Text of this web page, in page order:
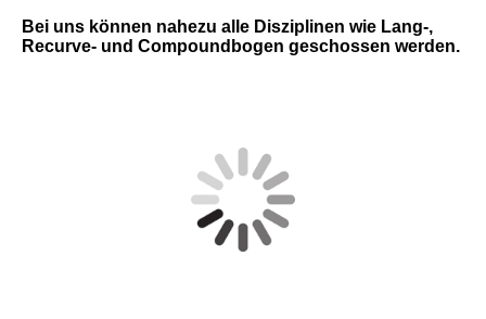
Bei uns können nahezu alle Disziplinen wie Lang-,
Recurve- und Compoundbogen geschossen werden.